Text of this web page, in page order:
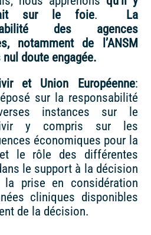
sur le foie.
La
des agences
notamment de l’ANSM
doute engagée.
et Union Européenne:
sur la responsabilité
instances sur le
y compris sur les
économiques pour la
le rôle des différentes
le support à la décision
prise en considération
cliniques disponibles
de la décision.